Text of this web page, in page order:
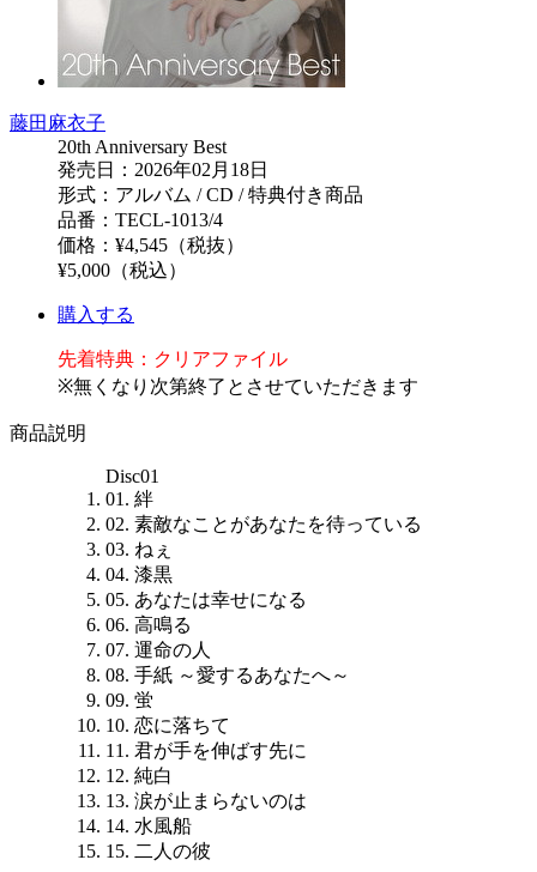
藤田麻衣子
20th Anniversary Best
発売日：2026年02月18日
形式：アルバム / CD / 特典付き商品
品番：TECL-1013/4
価格：¥4,545（税抜）
¥5,000（税込）
購入する
先着特典：クリアファイル
※無くなり次第終了とさせていただきます
商品説明
Disc01
01. 絆
02. 素敵なことがあなたを待っている
03. ねぇ
04. 漆黒
05. あなたは幸せになる
06. 高鳴る
07. 運命の人
08. 手紙 ～愛するあなたへ～
09. 蛍
10. 恋に落ちて
11. 君が手を伸ばす先に
12. 純白
13. 涙が止まらないのは
14. 水風船
15. 二人の彼